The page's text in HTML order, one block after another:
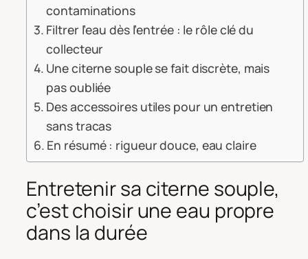
contaminations
Filtrer l’eau dès l’entrée : le rôle clé du
collecteur
Une citerne souple se fait discrète, mais
pas oubliée
Des accessoires utiles pour un entretien
sans tracas
En résumé : rigueur douce, eau claire
Entretenir sa citerne souple,
c’est choisir une eau propre
dans la durée